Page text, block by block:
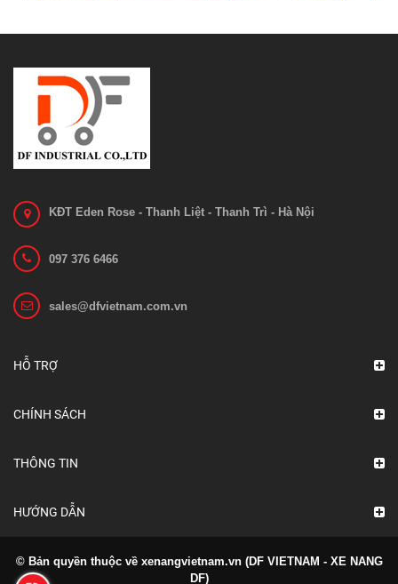
KĐT Eden Rose - Thanh Liệt - Thanh Trì - Hà Nội
097 376 6466
sales@dfvietnam.com.vn
HỖ TRỢ
CHÍNH SÁCH
THÔNG TIN
HƯỚNG DẪN
© Bản quyền thuộc về xenangvietnam.vn (DF VIETNAM - XE NANG
DF)